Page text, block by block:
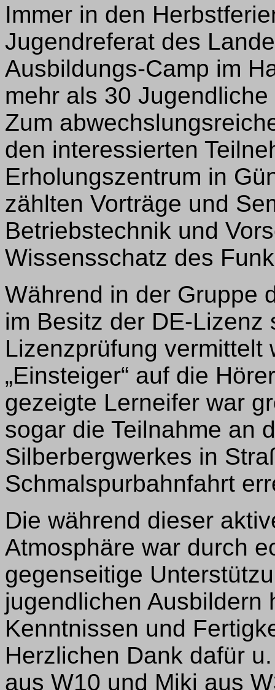
Immer in den
Jugendreferat des
Ausbildungs-Camp im
mehr als 30
Zum
den interessierten
Erholungszentrum in
zählten Vorträge und
Betriebstechnik und
Wissensschatz des
Während in der Gruppe
im Besitz der DE-Lizenz
Lizenzprüfung vermittelt
„Einsteiger“ auf die
gezeigte Lerneifer war
sogar die Teilnahme an
Silberbergwerkes in
Schmalspurbahnfahrt
Die während dieser
Atmosphäre war durch
gegenseitige
jugendlichen Ausbildern
Kenntnissen und
Herzlichen Dank dafür
aus W10 und Miki aus